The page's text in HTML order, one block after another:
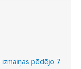
pēdējo 7